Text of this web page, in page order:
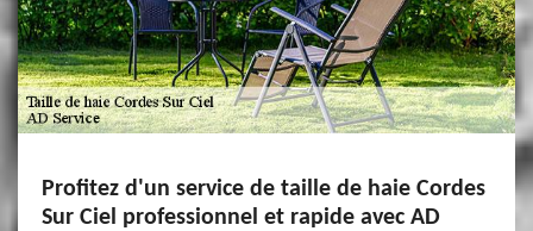
Profitez d'un service de taille de haie Cordes
Sur Ciel professionnel et rapide avec AD